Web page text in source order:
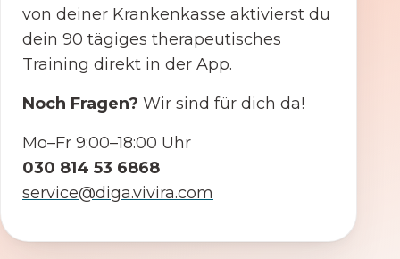
von deiner Krankenkasse aktivierst du
dein 90 tägiges therapeutisches
Training direkt in der App.
Noch Fragen? Wir sind für dich da!
Mo–Fr 9:00–18:00 Uhr
030 814 53 6868
service@diga.vivira.com